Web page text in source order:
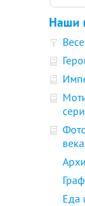
Наши
Еда